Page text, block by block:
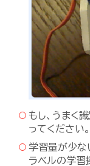
もし、うまく
ってください。
学習量が少な
ラベルの学習